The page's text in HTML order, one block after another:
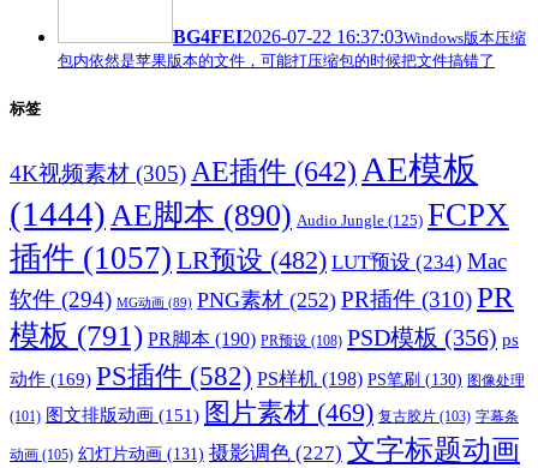
BG4FEI2026-07-22 16:37:03Windows版本压缩
包内依然是苹果版本的文件，可能打压缩包的时候把文件搞错了
标签
4K视频素材 (305)AE插件 (642) AE模板
(1444)AE脚本 (890) Audio Jungle (125) FCPX
插件 (1057) LR预设 (482) LUT预设 (234) Mac
软件 (294) MG动画 (89) PNG素材 (252) PR插件 (310)PR
模板 (791) PR脚本 (190) PR预设 (108) PSD模板 (356) ps
动作 (169) PS插件 (582) PS样机 (198) PS笔刷 (130) 图像处理
(101) 图文排版动画 (151) 图片素材 (469) 复古胶片 (103) 字幕条
动画 (105) 幻灯片动画 (131) 摄影调色 (227) 文字标题动画